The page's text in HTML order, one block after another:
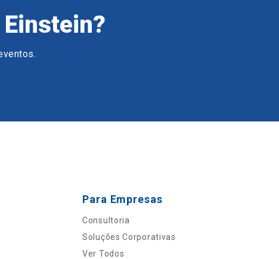
Para Empresas
Consultoria
Soluções Corporativas
Ver Todos